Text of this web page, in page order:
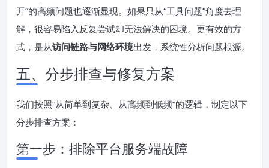
开”的高频问题也逐渐显现。如果只从“工具问题”角度去理
解，很容易陷入反复尝试却无法解决的困境。更有效的方
式，是从访问链路与网络环境出发，系统性分析问题根源。
五、分步排查与修复方案
我们按照“从简单到复杂、从高频到低频”的逻辑，制定以下
分步排查方案：
第一步：排除平台服务端故障